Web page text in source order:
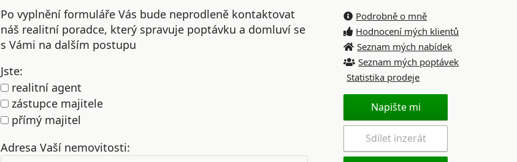
Po vyplnění formuláře Vás bude neprodleně kontaktovat
náš realitní poradce, který spravuje poptávku a domluví se
s Vámi na dalším postupu
Jste:
realitní agent
zástupce majitele
přímý majitel
Adresa Vaší nemovitosti:
Podrobně o mně
Hodnocení mých klientů
Seznam mých nabídek
Seznam mých poptávek
Statistika prodeje
Napište mi
Sdílet inzerát